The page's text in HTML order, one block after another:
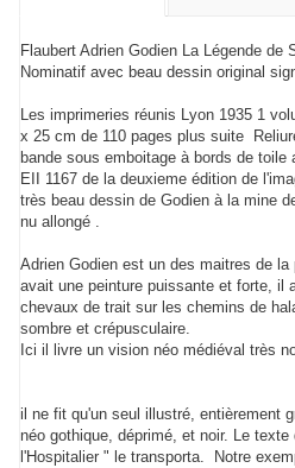
Flaubert Adrien Godien La Légende de
Nominatif avec beau dessin original
Les imprimeries réunis Lyon 1935 1
x 25 cm de 110 pages plus suite
bande sous emboitage à bords de
EII 1167 de la deuxieme édition de
très beau dessin de Godien à la mine
nu allongé .
Adrien Godien est un des maitres de la
avait une peinture puissante et forte, il
chevaux de trait sur les chemins de
sombre et crépusculaire.
Ici il livre un vision néo médiéval très
il ne fit qu'un seul illustré, entièrement
néo gothique, déprimé, et noir. Le
l'Hospitalier " le transporta. Notre